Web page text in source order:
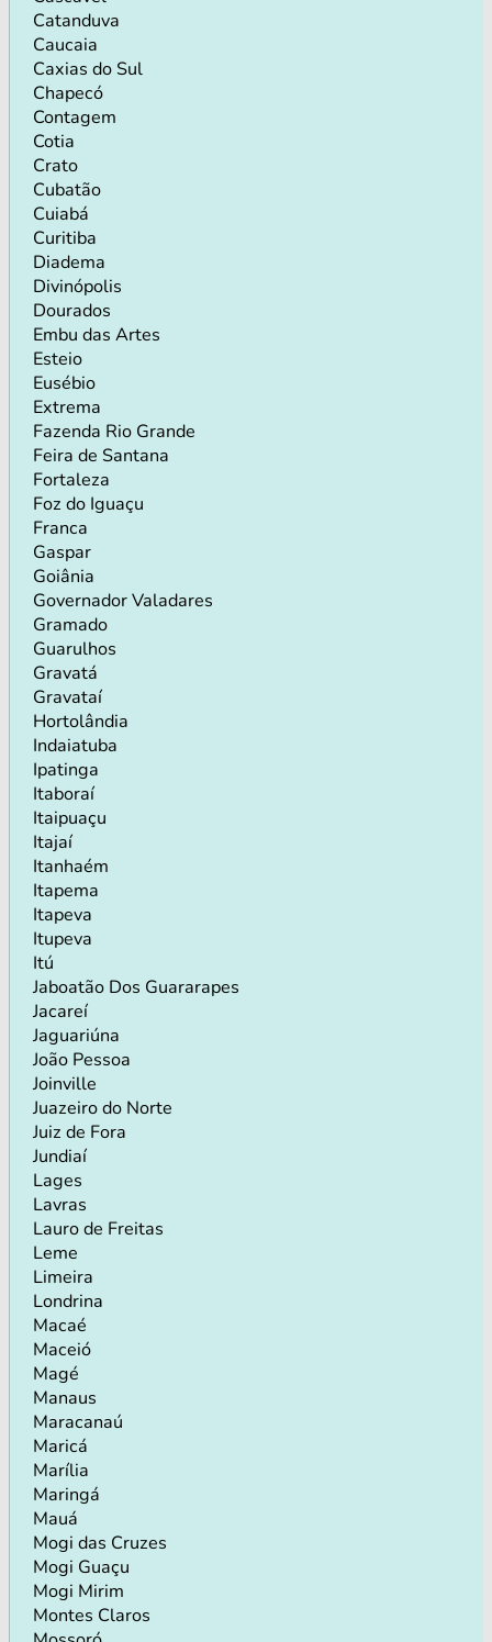
Catanduva
Caucaia
Caxias do Sul
Chapecó
Contagem
Cotia
Crato
Cubatão
Cuiabá
Curitiba
Diadema
Divinópolis
Dourados
Embu das Artes
Esteio
Eusébio
Extrema
Fazenda Rio Grande
Feira de Santana
Fortaleza
Foz do Iguaçu
Franca
Gaspar
Goiânia
Governador Valadares
Gramado
Guarulhos
Gravatá
Gravataí
Hortolândia
Indaiatuba
Ipatinga
Itaboraí
Itaipuaçu
Itajaí
Itanhaém
Itapema
Itapeva
Itupeva
Itú
Jaboatão Dos Guararapes
Jacareí
Jaguariúna
João Pessoa
Joinville
Juazeiro do Norte
Juiz de Fora
Jundiaí
Lages
Lavras
Lauro de Freitas
Leme
Limeira
Londrina
Macaé
Maceió
Magé
Manaus
Maracanaú
Maricá
Marília
Maringá
Mauá
Mogi das Cruzes
Mogi Guaçu
Mogi Mirim
Montes Claros